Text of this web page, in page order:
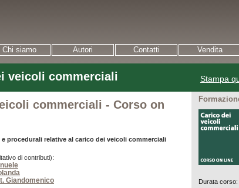
Chi siamo Autori Contatti Vendita
veicoli commerciali Stampa
commerciali - Corso on
procedurali relative al carico dei veicoli commerciali
di contributi):
Giandomenico
Durata